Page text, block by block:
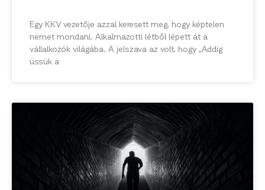
Egy KKV vezetője azzal keresett meg, hogy képtelen
nemet mondani. Alkalmazotti létből lépett át a
vállalkozók világába. A jelszava az volt, hogy „Addig
üssük a